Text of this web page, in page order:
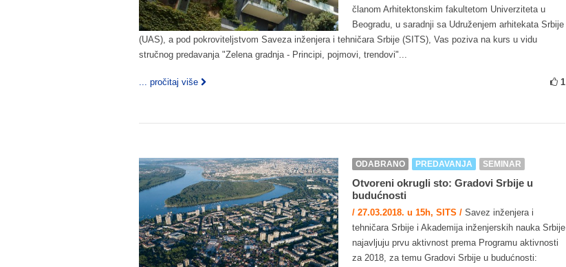
članom Arhitektonskim fakultetom Univerziteta u
Beogradu, u saradnji sa Udruženjem arhitekata Srbije
(UAS), a pod pokroviteljstvom Saveza inženjera i tehničara Srbije (SITS), Vas poziva na kurs u vidu
stručnog predavanja "Zelena gradnja ‐ Principi, pojmovi, trendovi"...
... pročitaj više 1
ODABRANO PREDAVANJA SEMINAR
Otvoreni okrugli sto: Gradovi Srbije u
budućnosti
/ 27.03.2018. u 15h, SITS / Savez inženjera i
tehničara Srbije i Akademija inženjerskih nauka Srbije
najavljuju prvu aktivnost prema Programu aktivnosti
za 2018, za temu Gradovi Srbije u budućnosti: